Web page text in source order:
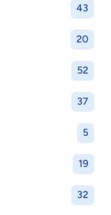
43
20
52
37
5
19
32